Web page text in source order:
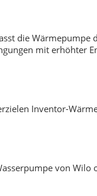
die Wärmepumpe
mit erhöhter
Inventor-
von